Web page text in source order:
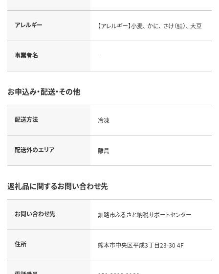
アレルギー 【アレルギー】小麦、 かに、 さけ（鮭）、 大豆
事業者名 -
お申込み・配送・その他
配送方法 冷凍
配送外のエリア 離島
返礼品に関するお問い合わせ先
お問い合わせ先 釧路市ふるさと納税サポートセンター
住所 熊本市中央区平成3丁目23-30 4F